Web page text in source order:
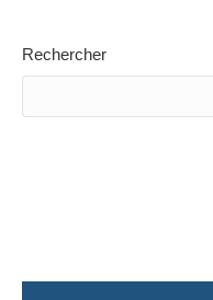
Rechercher